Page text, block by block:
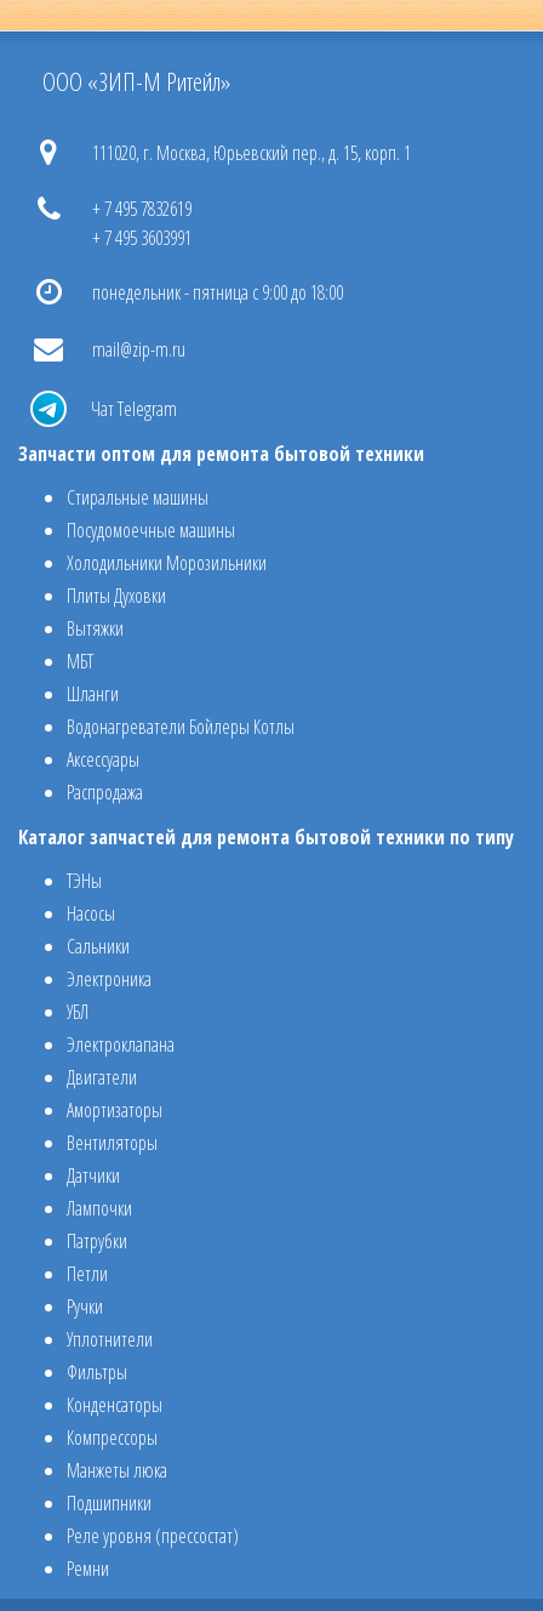
ООО «ЗИП-М Ритейл»
111020, г. Москва, Юрьевский пер., д. 15, корп. 1
+ 7 495 7832619
+ 7 495 3603991
понедельник - пятница с 9:00 до 18:00
mail@zip-m.ru
Чат Telegram
Запчасти оптом для ремонта бытовой техники
Стиральные машины
Посудомоечные машины
Холодильники Морозильники
Плиты Духовки
Вытяжки
МБТ
Шланги
Водонагреватели Бойлеры Котлы
Аксессуары
Распродажа
Каталог запчастей для ремонта бытовой техники по типу
ТЭНы
Насосы
Сальники
Электроника
УБЛ
Электроклапана
Двигатели
Амортизаторы
Вентиляторы
Датчики
Лампочки
Патрубки
Петли
Ручки
Уплотнители
Фильтры
Конденсаторы
Компрессоры
Манжеты люка
Подшипники
Реле уровня (прессостат)
Ремни